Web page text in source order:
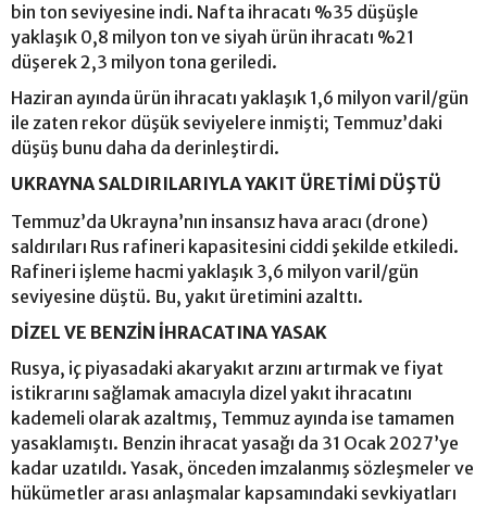
bin ton seviyesine indi. Nafta ihracatı %35 düşüşle
yaklaşık 0,8 milyon ton ve siyah ürün ihracatı %21
düşerek 2,3 milyon tona geriledi.
Haziran ayında ürün ihracatı yaklaşık 1,6 milyon varil/gün
ile zaten rekor düşük seviyelere inmişti; Temmuz’daki
düşüş bunu daha da derinleştirdi.
UKRAYNA SALDIRILARIYLA YAKIT ÜRETİMİ DÜŞTÜ
Temmuz’da Ukrayna’nın insansız hava aracı (drone)
saldırıları Rus rafineri kapasitesini ciddi şekilde etkiledi.
Rafineri işleme hacmi yaklaşık 3,6 milyon varil/gün
seviyesine düştü. Bu, yakıt üretimini azalttı.
DİZEL VE BENZİN İHRACATINA YASAK
Rusya, iç piyasadaki akaryakıt arzını artırmak ve fiyat
istikrarını sağlamak amacıyla dizel yakıt ihracatını
kademeli olarak azaltmış, Temmuz ayında ise tamamen
yasaklamıştı. Benzin ihracat yasağı da 31 Ocak 2027’ye
kadar uzatıldı. Yasak, önceden imzalanmış sözleşmeler ve
hükümetler arası anlaşmalar kapsamındaki sevkiyatları